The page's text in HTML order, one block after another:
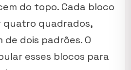
do topo. Cada bloco
quatro quadrados,
de dois padrões. O
esses blocos para